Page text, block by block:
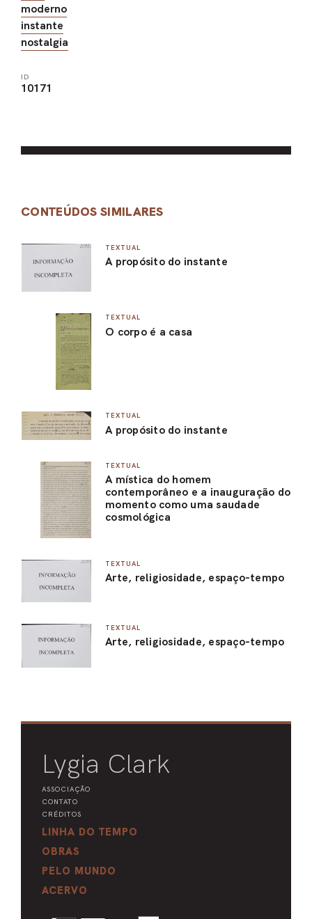
moderno
instante
nostalgia
ID
10171
CONTEÚDOS SIMILARES
TEXTUAL
A propósito do instante
TEXTUAL
O corpo é a casa
TEXTUAL
A propósito do instante
TEXTUAL
A mística do homem
contemporâneo e a inauguração do
momento como uma saudade
cosmológica
TEXTUAL
Arte, religiosidade, espaço-tempo
TEXTUAL
Arte, religiosidade, espaço-tempo
Lygia Clark
ASSOCIAÇÃO
CONTATO
CRÉDITOS
LINHA DO TEMPO
OBRAS
PELO MUNDO
ACERVO